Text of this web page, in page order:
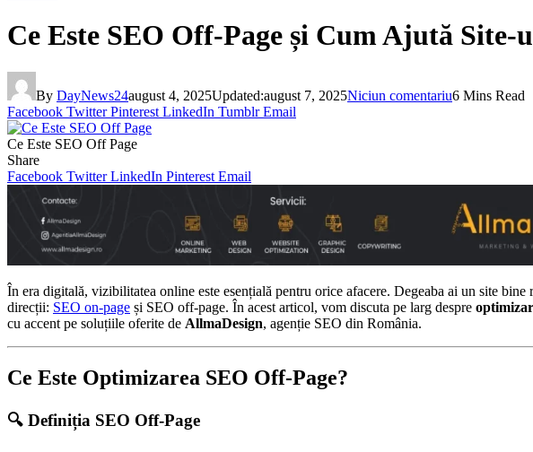
Ce Este SEO Off-Page și Cum Ajută Site-
By DayNews24august 4, 2025Updated:august 7, 2025Niciun comentariu6 Mins Read
Facebook Twitter Pinterest LinkedIn Tumblr Email
Ce Este SEO Off Page
Share
Facebook Twitter LinkedIn Pinterest Email
În era digitală, vizibilitatea online este esențială pentru orice afacere. Degeaba ai un site
direcții: SEO on-page și SEO off-page. În acest articol, vom discuta pe larg despre
cu accent pe soluțiile oferite de AllmaDesign, agenție SEO din România.
Ce Este Optimizarea SEO Off-Page?
🔍 Definiția SEO Off-Page